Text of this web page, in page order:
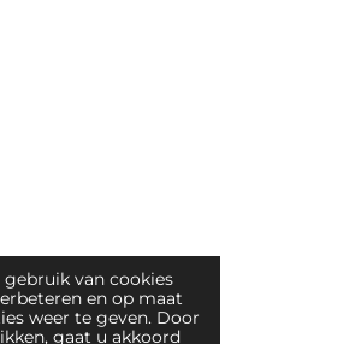
van cookies
en op maat
weer te geven. Door
gaat u akkoord